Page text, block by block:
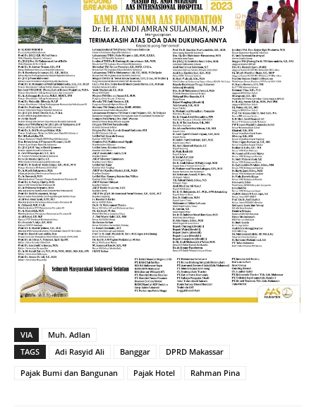
VIA
Muh. Adlan
TAGS
Adi Rasyid Ali Banggar
DPRD Makassar
Pajak Bumi dan Bangunan
Pajak Hotel Rahman Pina